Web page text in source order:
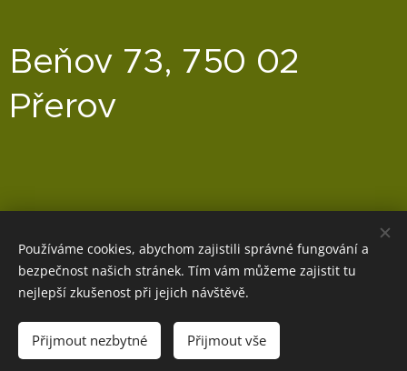
Beňov 73, 750 02
Přerov
Používáme cookies, abychom zajistili správné fungování a
bezpečnost našich stránek. Tím vám můžeme zajistit tu
nejlepší zkušenost při jejich návštěvě.
Přijmout nezbytné Přijmout vše